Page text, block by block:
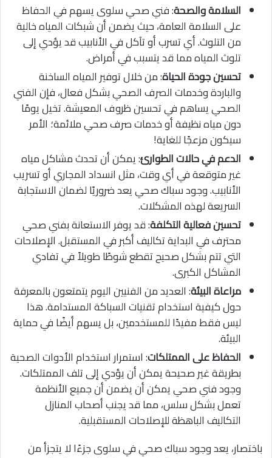
السلامة والصحة: فني صحي سلوى يسهم في الحفاظ
على السلامة العامة، حيث يضمن أن شبكات المياه خالية
من التلوث. أي تسرب أو تآكل في الأنابيب قد يؤدي إلى
تلوث المياه مما قد يتسبب في أمراض.
تحسين جودة الحياة: من خلال توفير المياه الساخنة
والباردة وخدمات الصرف الصحي بشكل فعال، فإن الفني
الصحي يساهم في تحسين ظروف المعيشة. تخيل يومًا
دون مياه نظيفة أو خدمات صرف صحي ملائمة؛ الأمر
سيكون مزعجًا للغاية!
الدعم في حالات الطوارئ: يمكن أن تحدث مشاكل مياه
غير متوقعة في أي وقت، مثل انسداد المجاري أو تسريب
الأنابيب. وجود سباك صحي يعد ضروريًا لضمان الاستجابة
السريعة لهذه المشكلات.
تحسين فعالية التكلفة: قد يوفر الاستعانة بفني صحي
محترف في البداية تكاليف أكبر في المستقبل. الإصلاحات
التي تتم بشكل صحيح تقطع شوطًا طويلاً في تفادي
المشاكل الكبرى.
مراعاة البيئة: العديد من الفنيين اليوم يتمتعون بالمعرفة
حول كيفية استخدام تقنيات السباكة المستدامة. هذا
ليس فقط مفيدًا للمستخدمين، بل يسهم أيضًا في حماية
البيئة.
الحفاظ على الممتلكات: استمرار استخدام الأدوات الصحية
بطريقة غير صحيحة يمكن أن يؤدي إلى تلف الممتلكات.
وجود فني صحي يمكن أن يضمن أن جميع الأنظمة
تعمل بشكل سلس، مما قد يجنب أصحاب المنازل
التكاليف الباهظة للإصلاحات المستقبلية.
باختصار، يعد وجود سباك صحي في سلوى جزءًا لا يتجزأ من